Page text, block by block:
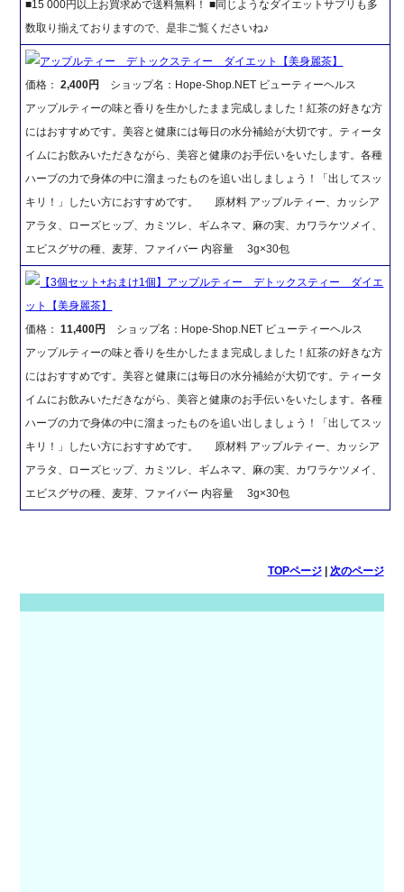
■15 000円以上お買求めで送料無料！ ■同じようなダイエットサプリも多
数取り揃えておりますので、是非ご覧くださいね♪
アップルティー デトックスティー ダイエット【美身麗茶】
価格：2,400円
ショップ名：Hope-Shop.NET ビューティーヘルス
アップルティーの味と香りを生かしたまま完成しました！紅茶の好きな方
にはおすすめです。美容と健康には毎日の水分補給が大切です。ティータ
イムにお飲みいただきながら、美容と健康のお手伝いをいたします。各種
ハーブの力で身体の中に溜まったものを追い出しましょう！「出してスッ
キリ！」したい方におすすめです。 原材料 アップルティー、カッシア
アラタ、ローズヒップ、カミツレ、ギムネマ、麻の実、カワラケツメイ、
エビスグサの種、麦芽、ファイバー 内容量 3g×30包
【3個セット+おまけ1個】アップルティー デトックスティー ダイエ
ット【美身麗茶】
価格：11,400円
ショップ名：Hope-Shop.NET ビューティーヘルス
アップルティーの味と香りを生かしたまま完成しました！紅茶の好きな方
にはおすすめです。美容と健康には毎日の水分補給が大切です。ティータ
イムにお飲みいただきながら、美容と健康のお手伝いをいたします。各種
ハーブの力で身体の中に溜まったものを追い出しましょう！「出してスッ
キリ！」したい方におすすめです。 原材料 アップルティー、カッシア
アラタ、ローズヒップ、カミツレ、ギムネマ、麻の実、カワラケツメイ、
エビスグサの種、麦芽、ファイバー 内容量 3g×30包
TOPページ| 次のページ